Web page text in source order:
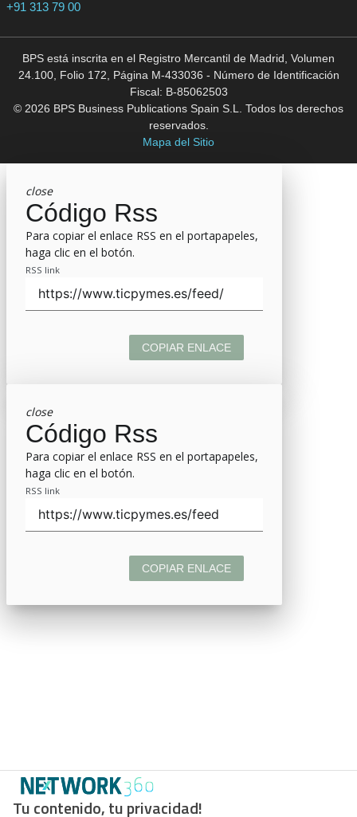
Tu contenido, tu privacidad!
+91 313 79 00
BPS está inscrita en el Registro Mercantil de Madrid, Volumen
24.100, Folio 172, Página M-433036 - Número de Identificación
Fiscal: B-85062503
© 2026 BPS Business Publications Spain S.L. Todos los derechos
reservados.
Mapa del Sitio
close
Código Rss
Para copiar el enlace RSS en el portapapeles,
haga clic en el botón.
RSS link
COPIAR ENLACE
close
Código Rss
Para copiar el enlace RSS en el portapapeles,
haga clic en el botón.
RSS link
COPIAR ENLACE